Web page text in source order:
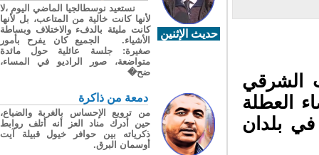
الشرقي
المغربي الكثيرة‭ ‬بالتوافد‭ ‬على‭ ‬أرض‭ ‬الوطن‭ ‬لقضاء‭ ‬العطلة‭
‬الصيفية‭ ‬بعد‭ ‬موسم‭ ‬طويل‭ ‬من‭ ‬العمل‭ ‬والاجتهاد‭ ‬في‭ ‬بلدان‭
حديث الإثنين
نستعيد نوسطالجيا الماضي اليوم ،لا
لأنها كانت خالية من المتاعب، بل لأنها
كانت مليئة بالدفء والاختلاف وبساطة
الأشياء. الجميع كان يفرح بأمور
صغيرة: جلسة عائلية حول مائدة
متواضعة، صور الراديو في المساء،
ضح�
دمعة من ذاكرة
من ترويع الإحساس بالغربة والضياع،
حين أدرك مناد العز أنه أتلف روابط
ذكرياته بين حوافر خيول قبيلة آيت
أوسمان البرق.